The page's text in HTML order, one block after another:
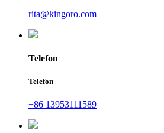
rita@kingoro.com
Telefon
Telefon
+86 13953111589